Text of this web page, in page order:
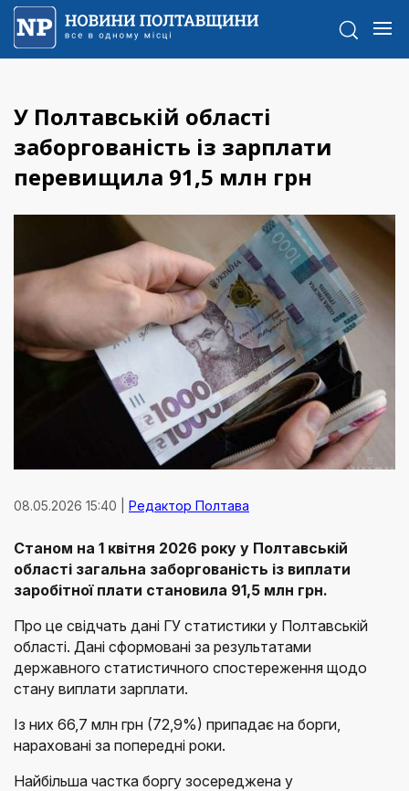
У Полтавській області
заборгованість із зарплати
перевищила 91,5 млн грн
08.05.2026 15:40 | Редактор Полтава
Станом на 1 квітня 2026 року у Полтавській
області загальна заборгованість із виплати
заробітної плати становила 91,5 млн грн.
Про це свідчать дані ГУ статистики у Полтавській
області. Дані сформовані за результатами
державного статистичного спостереження щодо
стану виплати зарплати.
Із них 66,7 млн грн (72,9%) припадає на борги,
нараховані за попередні роки.
Найбільша частка боргу зосереджена у